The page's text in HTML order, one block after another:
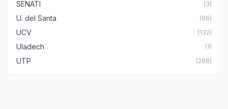
SENATI (3)
U. del Santa (66)
UCV (132)
Uladech (1)
UTP (288)